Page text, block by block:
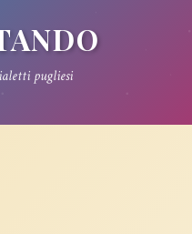
pugliesi